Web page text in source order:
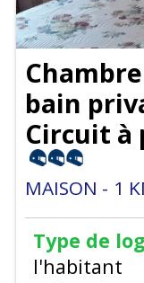
bain
Circuit à
MAISON 1
Type de
l'habitant